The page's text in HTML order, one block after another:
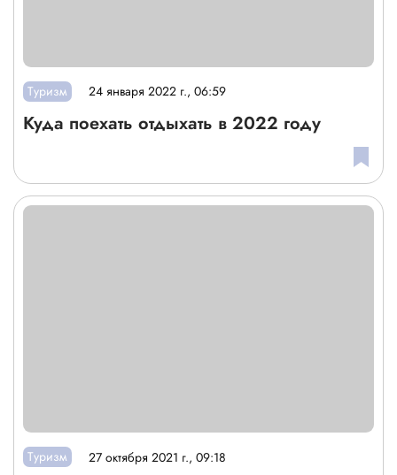
Туризм 24 января 2022 г., 06:59
Куда поехать отдыхать в 2022 году
Туризм 27 октября 2021 г., 09:18